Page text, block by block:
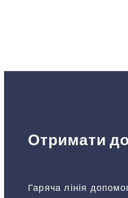
Отримати
Гаряча лінія